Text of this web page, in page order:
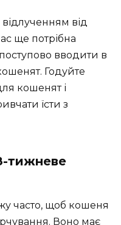
від
ще потрібна
вводити в
Годуйте
кошенят і
їсти з
тижневе
часто, щоб кошеня
Воно має